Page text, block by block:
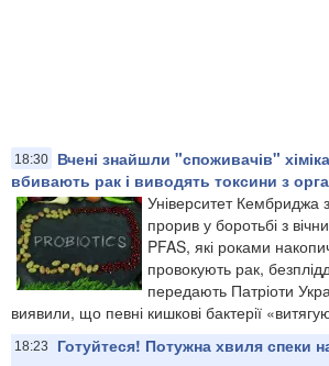
18:30
Вчені знайшли "споживачів"
вбивають рак і виводять токсини з
Університет Кембриджа
прорив у боротьбі з
PFAS, які роками
провокують рак,
передають Патріоти
виявили, що певні кишкові бактерії
18:23
Готуйтеся! Потужна хвиля спеки